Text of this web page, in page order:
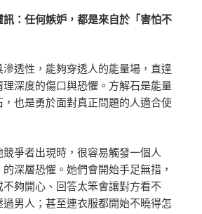
訊：任何嫉妒，都是來自於「害怕不
透性，能夠穿透人的能量場，直達
深度的傷口與恐懼。方解石是能量
也是勇於面對真正問題的人適合使
爭者出現時，很容易觸發一個人
的深層恐懼。她們會開始手足無措，
夠開心、回答太笨會讓對方看不
男人；甚至連衣服都開始不曉得怎